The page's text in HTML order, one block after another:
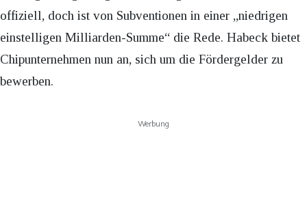
offiziell, doch ist von Subventionen in einer „niedrigen
einstelligen Milliarden-Summe“ die Rede. Habeck bietet
Chipunternehmen nun an, sich um die Fördergelder zu
bewerben.
Werbung